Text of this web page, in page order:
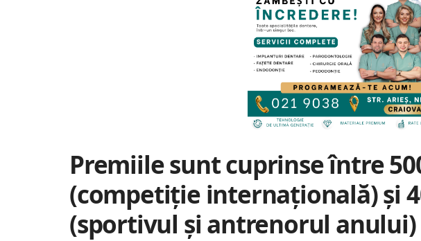
Premiile sunt cuprinse între
(competiție internațională) și
(sportivul și antrenorul anului)